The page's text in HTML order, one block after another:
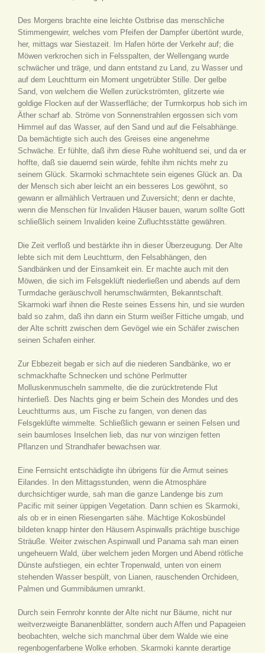
Des Morgens brachte eine leichte Ostbrise das menschliche
Stimmengewirr, welches vom Pfeifen der Dampfer übertönt wurde,
her, mittags war Siestazeit. Im Hafen hörte der Verkehr auf; die
Möwen verkrochen sich in Felsspalten, der Wellengang wurde
schwächer und träge, und dann entstand zu Land, zu Wasser und
auf dem Leuchtturm ein Moment ungetrübter Stille. Der gelbe
Sand, von welchem die Wellen zurückströmten, glitzerte wie
goldige Flocken auf der Wasserfläche; der Turmkorpus hob sich im
Äther scharf ab. Ströme von Sonnenstrahlen ergossen sich vom
Himmel auf das Wasser, auf den Sand und auf die Felsabhänge.
Da bemächtigte sich auch des Greises eine angenehme
Schwäche. Er fühlte, daß ihm diese Ruhe wohltuend sei, und da er
hoffte, daß sie dauernd sein würde, fehlte ihm nichts mehr zu
seinem Glück. Skarmoki schmachtete sein eigenes Glück an. Da
der Mensch sich aber leicht an ein besseres Los gewöhnt, so
gewann er allmählich Vertrauen und Zuversicht; denn er dachte,
wenn die Menschen für Invaliden Häuser bauen, warum sollte Gott
schließlich seinem Invaliden keine Zufluchtsstätte gewähren.
Die Zeit verfloß und bestärkte ihn in dieser Überzeugung. Der Alte
lebte sich mit dem Leuchtturm, den Felsabhängen, den
Sandbänken und der Einsamkeit ein. Er machte auch mit den
Möwen, die sich im Felsgeklüft niederließen und abends auf dem
Turmdache geräuschvoll herumschwärmten, Bekanntschaft.
Skarmoki warf ihnen die Reste seines Essens hin, und sie wurden
bald so zahm, daß ihn dann ein Sturm weißer Fittiche umgab, und
der Alte schritt zwischen dem Gevögel wie ein Schäfer zwischen
seinen Schafen einher.
Zur Ebbezeit begab er sich auf die niederen Sandbänke, wo er
schmackhafte Schnecken und schöne Perlmutter
Molluskenmuscheln sammelte, die die zurücktretende Flut
hinterließ. Des Nachts ging er beim Schein des Mondes und des
Leuchtturms aus, um Fische zu fangen, von denen das
Felsgeklüfte wimmelte. Schließlich gewann er seinen Felsen und
sein baumloses Inselchen lieb, das nur von winzigen fetten
Pflanzen und Strandhafer bewachsen war.
Eine Fernsicht entschädigte ihn übrigens für die Armut seines
Eilandes. In den Mittagsstunden, wenn die Atmosphäre
durchsichtiger wurde, sah man die ganze Landenge bis zum
Pacific mit seiner üppigen Vegetation. Dann schien es Skarmoki,
als ob er in einen Riesengarten sähe. Mächtige Kokosbündel
bildeten knapp hinter den Häusern Aspinwalls prächtige buschige
Sträuße. Weiter zwischen Aspinwall und Panama sah man einen
ungeheuern Wald, über welchem jeden Morgen und Abend rötliche
Dünste aufstiegen, ein echter Tropenwald, unten von einem
stehenden Wasser bespült, von Lianen, rauschenden Orchideen,
Palmen und Gummibäumen umrankt.
Durch sein Fernrohr konnte der Alte nicht nur Bäume, nicht nur
weitverzweigte Bananenblätter, sondern auch Affen und Papageien
beobachten, welche sich manchmal über dem Walde wie eine
regenbogenfarbene Wolke erhoben. Skarmoki kannte derartige